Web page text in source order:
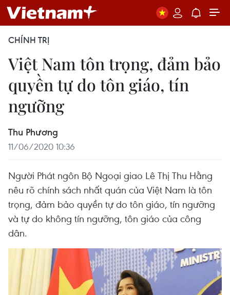
CHÍNH TRỊ
Việt Nam tôn trọng, đảm bảo
quyền tự do tôn giáo, tín
ngưỡng
Thu Phương
11/06/2020 10:36
Người Phát ngôn Bộ Ngoại giao Lê Thị Thu Hằng
nêu rõ chính sách nhất quán của Việt Nam là tôn
trọng, đảm bảo quyền tự do tôn giáo, tín ngưỡng
và tự do không tín ngưỡng, tôn giáo của công
dân.